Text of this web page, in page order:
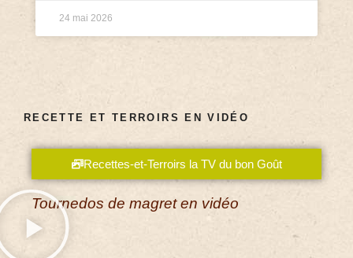
24 mai 2026
RECETTE ET TERROIRS EN VIDÉO
Recettes-et-Terroirs la TV du bon Goût
Tournedos de magret en vidéo